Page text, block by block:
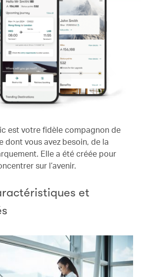
est votre fidèle compagnon de
dont vous avez besoin, de la
Elle a été créée pour
sur l’avenir.
et